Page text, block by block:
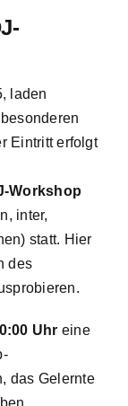
laden
Eintritt erfolgt
Workshop
inter,
statt. Hier
des
Uhr eine
das Gelernte